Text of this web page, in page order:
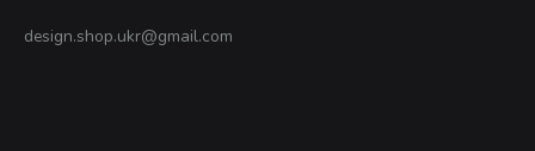
design.shop.ukr@gmail.com